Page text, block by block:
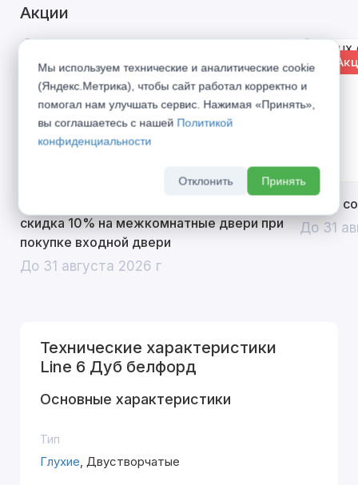
Акции
% Акция
скидка 10% на межкомнатные двери при
покупке входной двери
До 31 августа 2026 г
%
Divilux
До 31
Технические характеристики
Line 6 Дуб белфорд
Основные характеристики
Тип
Глухие, Двустворчатые
Мы используем технические и аналитические cookie
(Яндекс.Метрика), чтобы сайт работал корректно и
помогал нам улучшать сервис. Нажимая «Принять»,
вы соглашаетесь с нашей Политикой
конфиденциальности
Отклонить Принять